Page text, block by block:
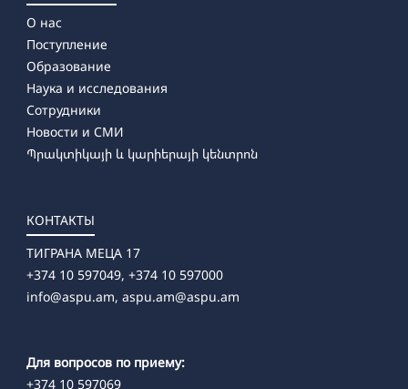
О нас
Поступление
Образование
Наука и исследования
Сотрудники
Новости и СМИ
Պրակտիկայի և կարիերայի կենտրոն
КОНТАКТЫ
ТИГРАНА МЕЦА 17
+374 10 597049, +374 10 597000
info@aspu.am, aspu.am@aspu.am
Для вопросов по приему:
+374 10 597069